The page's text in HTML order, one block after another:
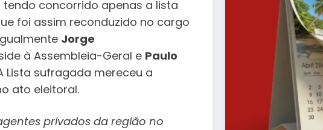
tendo concorrido apenas a lista
foi assim reconduzido no cargo
Jorge
à Assembleia-Geral e Paulo
Lista sufragada mereceu a
ato eleitoral.
privados da região no